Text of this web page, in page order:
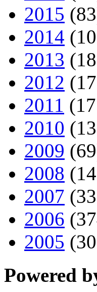
2015
2014
2013
2012
2011
2010
2009
2008
2007
2006
2005
Powered